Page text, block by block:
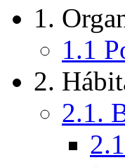
1.
1.1
2.
2.1.